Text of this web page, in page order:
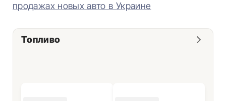
продажах новых авто в Украине
Топливо